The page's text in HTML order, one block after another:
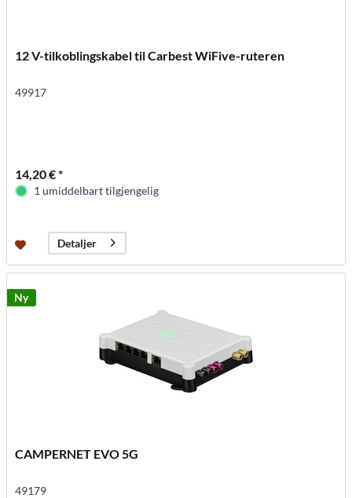
12 V-tilkoblingskabel til Carbest WiFive-ruteren
49917
14,20 € *
1 umiddelbart tilgjengelig
Detaljer
Ny
CAMPERNET EVO 5G
49179